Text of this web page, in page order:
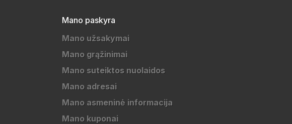
Mano paskyra
Mano užsakymai
Mano grąžinimai
Mano suteiktos nuolaidos
Mano adresai
Mano asmeninė informacija
Mano kuponai